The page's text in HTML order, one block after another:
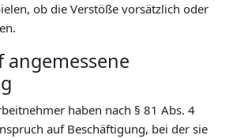
ob die Verstöße vorsätzlich oder
haben nach § 81 Abs. 4
auf Beschäftigung, bei der sie